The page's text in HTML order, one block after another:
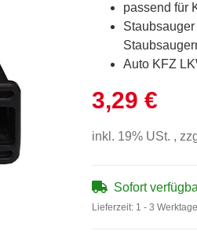
passend für
Auto KFZ
3,29 €
inkl. 19% USt. ,
Sofort
Lieferzeit: 1 - 3 Werktage